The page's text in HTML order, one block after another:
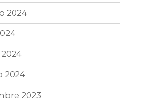
2024
2024
2023